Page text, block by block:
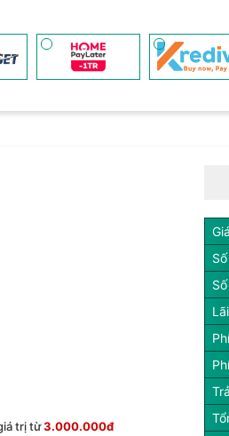
trị từ3.000.000đ